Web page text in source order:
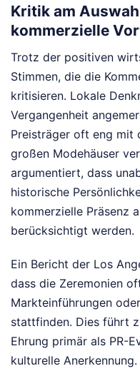
Kritik am
kommerzielle
Trotz der positiven
Stimmen, die die
kritisieren. Lokale
Vergangenheit
Preisträger oft eng mit
großen Modehäuser
argumentiert, dass
historische
kommerzielle Präsenz
berücksichtigt werden.
Ein Bericht der Los
dass die Zeremonien
Markteinführungen
stattfinden. Dies führt
Ehrung primär als PR-
kulturelle